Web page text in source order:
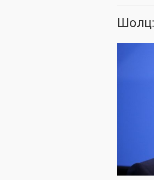
Шолц: